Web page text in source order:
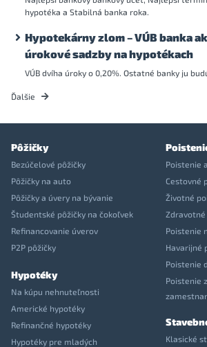
hypotéka a Stabilná banka roka.
Hypotekárny zlom – VÚB banka
úrokové sadzby na hypotékach
VÚB dvíha úroky o 0,20%. Ostatné banky ju
Ďalšie
Pôžičky
Bezúčelové pôžičky
Pôžičky na auto
Pôžičky a úvery na bývanie
Študentské pôžičky na čokoľvek
Refinancovanie úverov
P2P pôžičky
Hypotéky
Na kúpu nehnuteľnosti
Americké hypotéky
Refinančné hypotéky
Hypotéky pre mladých
Poistenie
Cestovné
Životné
Poistenie
Havarijné
Poistenie
Poistenie
Klasické